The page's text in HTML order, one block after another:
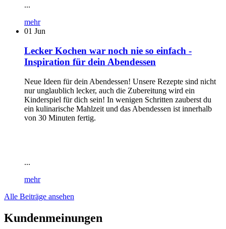
...
mehr
01 Jun
Lecker Kochen war noch nie so einfach -
Inspiration für dein Abendessen
Neue Ideen für dein Abendessen! Unsere Rezepte sind nicht
nur unglaublich lecker, auch die Zubereitung wird ein
Kinderspiel für dich sein! In wenigen Schritten zauberst du
ein kulinarische Mahlzeit und das Abendessen ist innerhalb
von 30 Minuten fertig.
...
mehr
Alle Beiträge ansehen
Kundenmeinungen